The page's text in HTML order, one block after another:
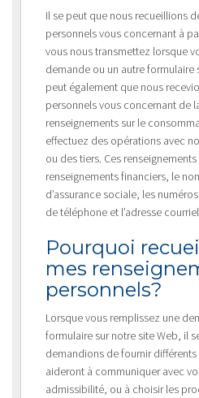
Il se peut que nous recueillions
personnels vous concernant à
vous nous transmettez lorsque
demande ou un autre formulaire
peut également que nous
personnels vous concernant de
renseignements sur le
effectuez des opérations avec
ou des tiers. Ces
renseignements financiers, le
d’assurance sociale, les
de téléphone et l’adresse
Pourquoi
mes
personnels?
Lorsque vous remplissez une
formulaire sur notre site Web, il
demandions de fournir
aideront à communiquer avec
admissibilité, ou à choisir les